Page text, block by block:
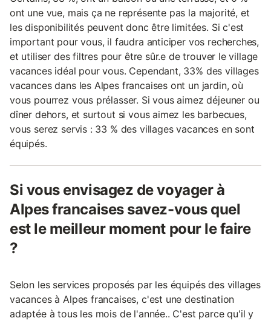
ont une vue, mais ça ne représente pas la majorité, et
les disponibilités peuvent donc être limitées. Si c'est
important pour vous, il faudra anticiper vos recherches,
et utiliser des filtres pour être sûr.e de trouver le village
vacances idéal pour vous. Cependant, 33% des villages
vacances dans les Alpes francaises ont un jardin, où
vous pourrez vous prélasser. Si vous aimez déjeuner ou
dîner dehors, et surtout si vous aimez les barbecues,
vous serez servis : 33 % des villages vacances en sont
équipés.
Si vous envisagez de voyager à
Alpes francaises savez-vous quel
est le meilleur moment pour le faire
?
Selon les services proposés par les équipés des villages
vacances à Alpes francaises, c'est une destination
adaptée à tous les mois de l'année.. C'est parce qu'il y